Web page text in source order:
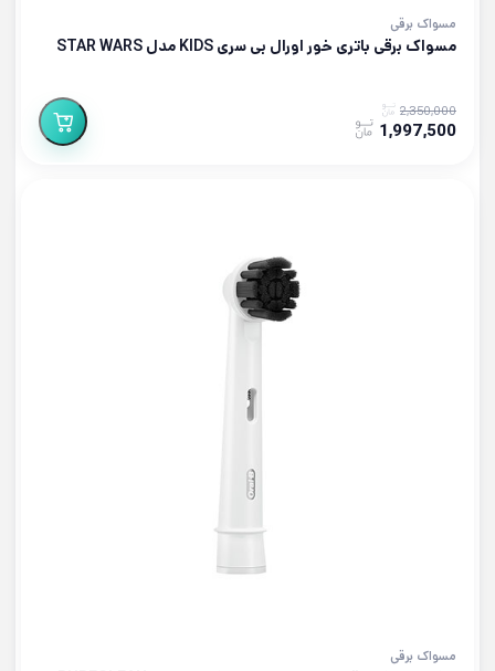
مسواک برقی
مسواک برقی باتری خور اورال بی سری KIDS مدل STAR WARS
2,350,000
1,997,500
مسواک برقی